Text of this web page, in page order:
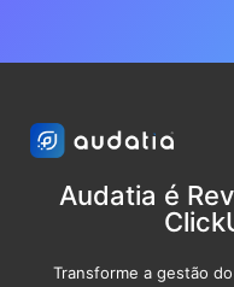
Audatia é
Transforme a gestão